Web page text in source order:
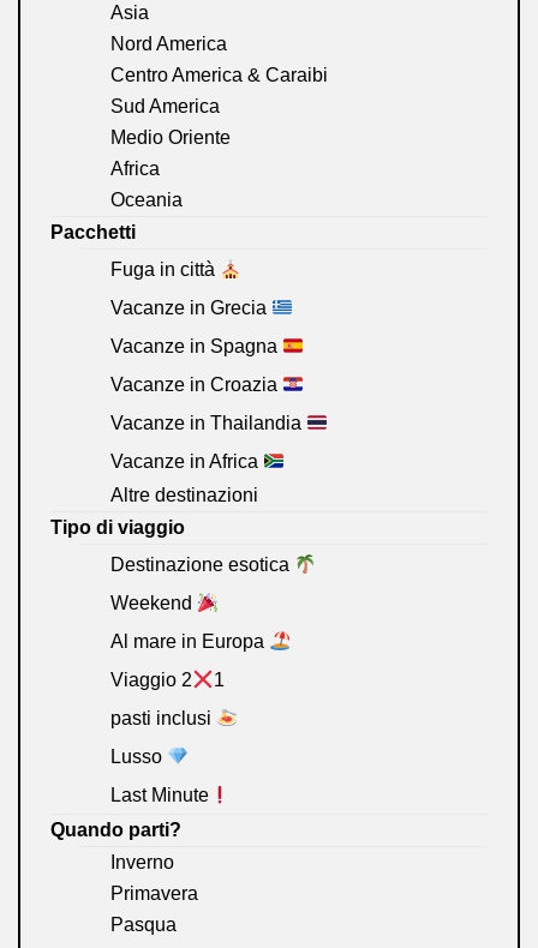
Asia
Nord America
Centro America & Caraibi
Sud America
Medio Oriente
Africa
Oceania
Pacchetti
Fuga in città
Vacanze in Grecia
Vacanze in Spagna
Vacanze in Croazia
Vacanze in Thailandia
Vacanze in Africa
Altre destinazioni
Tipo di viaggio
Destinazione esotica
Weekend
Al mare in Europa
Viaggio 2
1
pasti inclusi
Lusso
Last Minute
Quando parti?
Inverno
Primavera
Pasqua